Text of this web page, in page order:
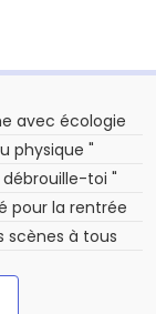
avec écologie
physique "
toi "
pour la rentrée
scènes à tous